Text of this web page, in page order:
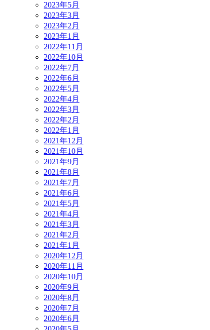
2023年5月
2023年3月
2023年2月
2023年1月
2022年11月
2022年10月
2022年7月
2022年6月
2022年5月
2022年4月
2022年3月
2022年2月
2022年1月
2021年12月
2021年10月
2021年9月
2021年8月
2021年7月
2021年6月
2021年5月
2021年4月
2021年3月
2021年2月
2021年1月
2020年12月
2020年11月
2020年10月
2020年9月
2020年8月
2020年7月
2020年6月